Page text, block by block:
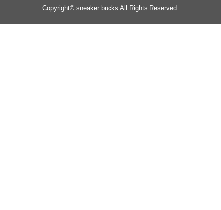
Copyright© sneaker bucks All Rights Reserved.